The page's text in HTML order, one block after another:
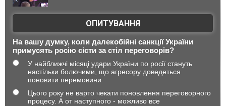
ОПИТУВАННЯ
На вашу думку, коли далекобійні санкції України
примусять росію сісти за стіл переговорів?
У найближчі місяці удари України по росії стануть
настільки болючими, що агресору доведеться
поновити перемовини
Цього року не варто чекати поновлення переговорного
процесу. А от наступного - можливо все